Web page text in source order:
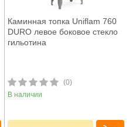
Каминная топка Uniflam 760
DURO левое боковое стекло
гильотина
(0)
В наличии